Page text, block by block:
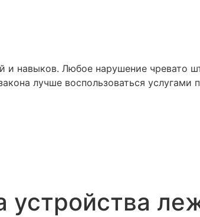
и навыков. Любое нарушение чревато
лучше воспользоваться услугами
устройства